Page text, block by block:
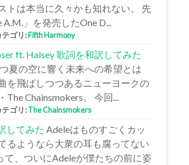
トは本当に久々かも知れない。 先
」を発売したOne D...
テゴリ:Fifth Harmony
ft. Halsey 歌詞を和訳してみた
夏の空に響く未来への希望とは
を飛ばしつつあるニューヨークの
Chainsmokers。 今回...
テゴリ:The Chainsmokers
してみた Adeleはものすごくカッ
るようなら大衆の耳も腐ってない
て、ついにAdeleが僕たちの前に姿